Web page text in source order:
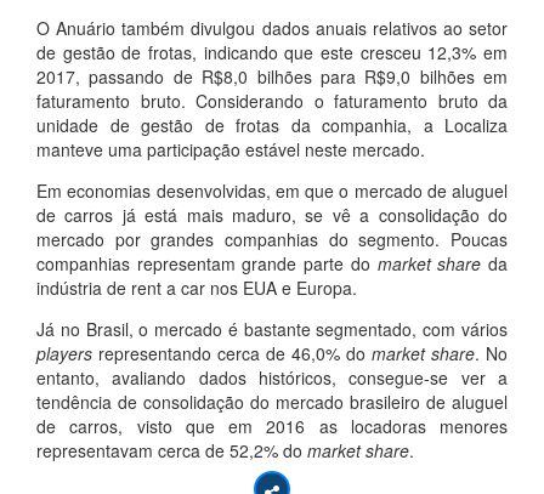
O Anuário também divulgou dados anuais relativos ao setor
de gestão de frotas, indicando que este cresceu 12,3% em
2017, passando de R$8,0 bilhões para R$9,0 bilhões em
faturamento bruto. Considerando o faturamento bruto da
unidade de gestão de frotas da companhia, a Localiza
manteve uma participação estável neste mercado.
Em economias desenvolvidas, em que o mercado de aluguel
de carros já está mais maduro, se vê a consolidação do
mercado por grandes companhias do segmento. Poucas
companhias representam grande parte do market share da
indústria de rent a car nos EUA e Europa.
Já no Brasil, o mercado é bastante segmentado, com vários
players representando cerca de 46,0% do market share. No
entanto, avaliando dados históricos, consegue-se ver a
tendência de consolidação do mercado brasileiro de aluguel
de carros, visto que em 2016 as locadoras menores
representavam cerca de 52,2% do market share.